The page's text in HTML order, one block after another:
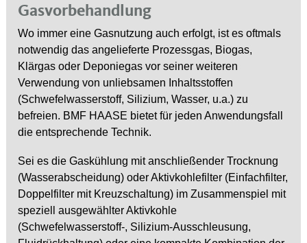
Gasvorbehandlung
Wo immer eine Gasnutzung auch erfolgt, ist es oftmals
notwendig das angelieferte Prozessgas, Biogas,
Klärgas oder Deponiegas vor seiner weiteren
Verwendung von unliebsamen Inhaltsstoffen
(Schwefelwasserstoff, Silizium, Wasser, u.a.) zu
befreien. BMF HAASE bietet für jeden Anwendungsfall
die entsprechende Technik.
Sei es die Gaskühlung mit anschließender Trocknung
(Wasserabscheidung) oder Aktivkohlefilter (Einfachfilter,
Doppelfilter mit Kreuzschaltung) im Zusammenspiel mit
speziell ausgewählter Aktivkohle
(Schwefelwasserstoff-, Silizium-Ausschleusung,